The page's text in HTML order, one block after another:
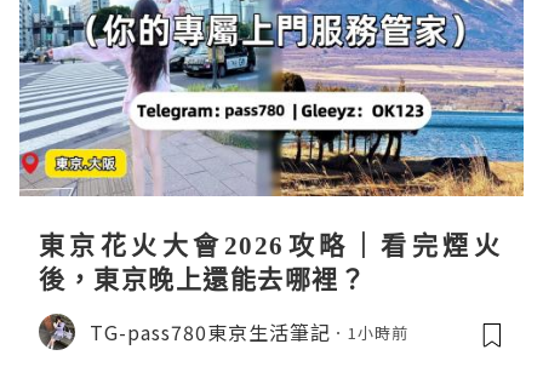
東京花火大會2026攻略｜看完煙火
後，東京晚上還能去哪裡？
TG-pass780東京生活筆記 1小時前